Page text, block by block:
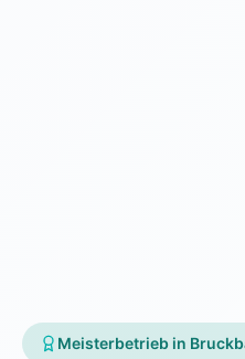
Meisterbetrieb in